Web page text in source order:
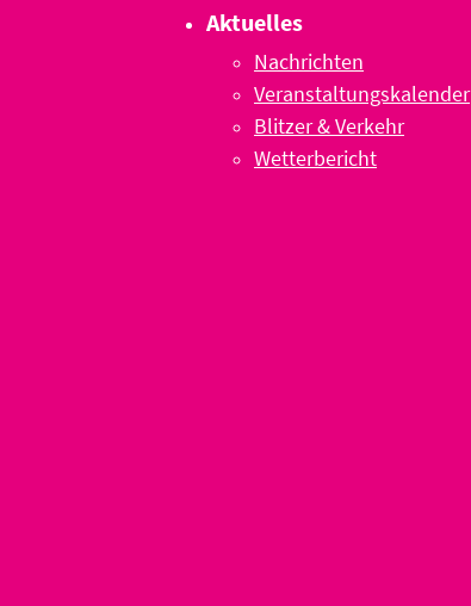
Aktuelles
Nachrichten
Veranstaltungskalender
Blitzer & Verkehr
Wetterbericht